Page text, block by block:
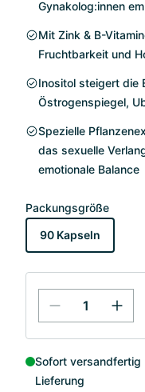
Gynakolog:innen
Mit Zink & B-
Fruchtbarkeit und
Inositol steigert die
Östrogenspiegel,
Spezielle
das sexuelle
emotionale Balance
Packungsgröße
90 Kapseln
Sofort versandfertig
Lieferung